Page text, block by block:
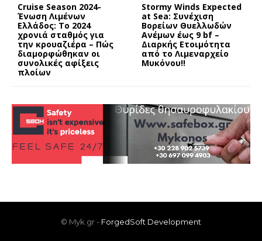
Cruise Season 2024-
Ένωση Λιμένων
Ελλάδος: Το 2024
χρονιά σταθμός για
την κρουαζιέρα – Πώς
διαμορφώθηκαν οι
συνολικές αφίξεις
πλοίων
Stormy Winds Expected
at Sea: Συνέχιση
Βορείων Θυελλωδών
Ανέμων έως 9 bf –
Διαρκής Ετοιμότητα
από το Λιμεναρχείο
Μυκόνου!!
© Myk.gr - ForgedSoft Development